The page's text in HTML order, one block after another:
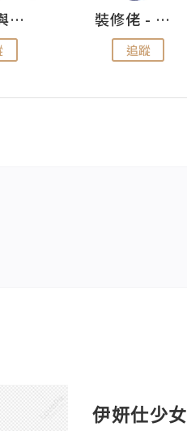
儍媽媽與兩隻小魔怪之家 裝修佬 - 香港一站式網上裝修平台
追蹤
伊妍仕少